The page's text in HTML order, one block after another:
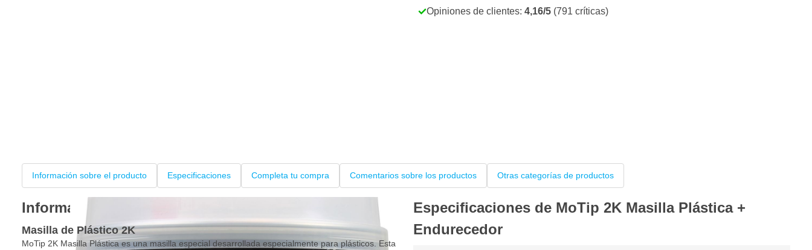
Opiniones de clientes: 4,16/5 (791 críticas)
Información sobre el producto Especificaciones Completa tu compra Comentarios sobre los productos Otras categorías de productos
Información sobre el producto
Masilla de Plástico 2K
MoTip 2K Masilla Plástica es una masilla especial desarrollada especialmente para plásticos. Esta
Especificaciones de MoTip 2K Masilla Plástica +
Endurecedor